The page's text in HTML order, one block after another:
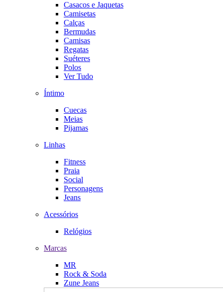
Casacos e Jaquetas
Camisetas
Calças
Bermudas
Camisas
Regatas
Suéteres
Polos
Ver Tudo
Íntimo
Cuecas
Meias
Pijamas
Linhas
Fitness
Praia
Social
Personagens
Jeans
Acessórios
Relógios
Marcas
MR
Rock & Soda
Zune Jeans